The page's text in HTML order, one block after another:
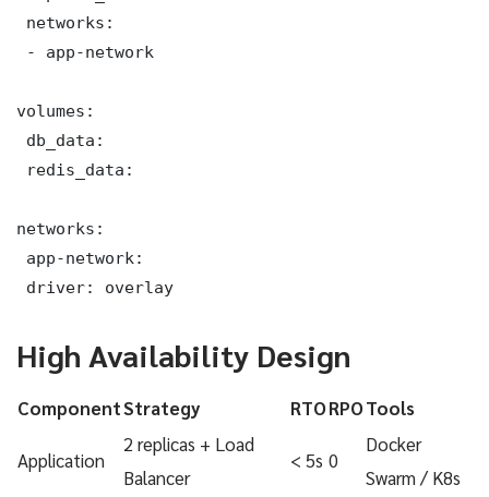
networks:
- app-network
volumes:
db_data:
redis_data:
networks:
app-network:
driver: overlay
High Availability Design
ComponentStrategy RTORPOTools
Application
2 replicas + Load
Balancer
< 5s 0
Docker
Swarm / K8s